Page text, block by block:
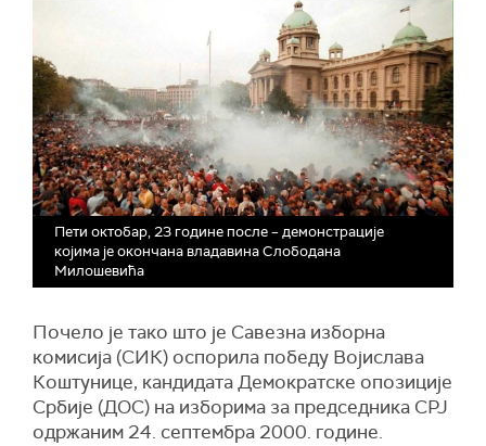
Пети октобар, 23 године после – демонстрације
којима је окончана владавина Слободана
Милошевића
Почело је тако што је Савезна изборна
комисија (СИК) оспорила победу Војислава
Коштунице, кандидата Демократске опозиције
Србије (ДОС) на изборима за председника СРЈ
одржаним 24. септембра 2000. године.